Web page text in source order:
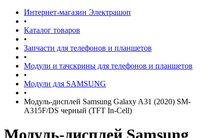
Интернет-магазин Электрашоп
•
Каталог товаров
•
Запчасти для телефонов и планшетов
•
Модули и тачскрины для телефонов и планшетов
•
Модули для SAMSUNG
•
Модуль-дисплей Samsung Galaxy A31 (2020) SM-
A315F/DS черный (TFT In-Cell)